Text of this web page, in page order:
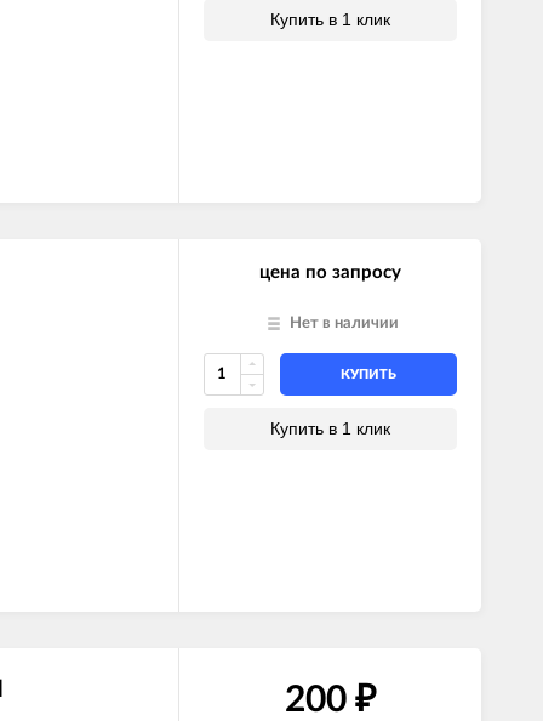
Купить в 1 клик
цена по запросу
Нет в наличии
КУПИТЬ
Купить в 1 клик
200 ₽